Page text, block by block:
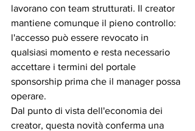
lavorano con team strutturati. Il creator
mantiene comunque il pieno controllo:
l'accesso può essere revocato in
qualsiasi momento e resta necessario
accettare i termini del portale
sponsorship prima che il manager possa
operare.
Dal punto di vista dell'economia dei
creator, questa novità conferma una